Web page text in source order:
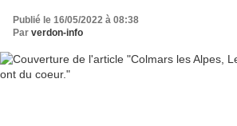
Publié le 16/05/2022 à 08:38
Par verdon-info